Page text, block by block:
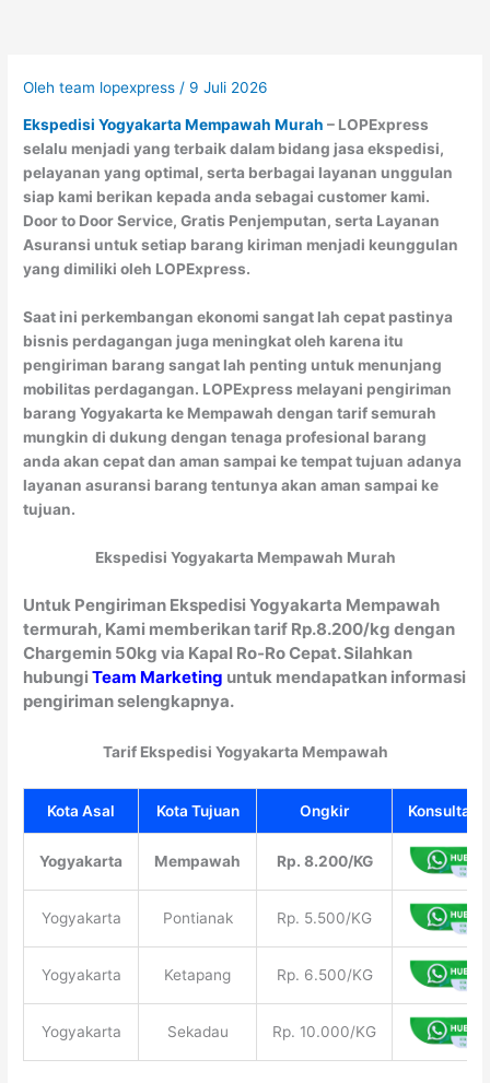
Olehteam lopexpress / 9 Juli 2026
Ekspedisi Yogyakarta Mempawah Murah – LOPExpress
selalu menjadi yang terbaik dalam bidang jasa ekspedisi,
pelayanan yang optimal, serta berbagai layanan unggulan
siap kami berikan kepada anda sebagai customer kami.
Door to Door Service, Gratis Penjemputan, serta Layanan
Asuransi untuk setiap barang kiriman menjadi keunggulan
yang dimiliki oleh LOPExpress.
Saat ini perkembangan ekonomi sangat lah cepat pastinya
bisnis perdagangan juga meningkat oleh karena itu
pengiriman barang sangat lah penting untuk menunjang
mobilitas perdagangan. LOPExpress melayani pengiriman
barang Yogyakarta ke Mempawah dengan tarif semurah
mungkin di dukung dengan tenaga profesional barang
anda akan cepat dan aman sampai ke tempat tujuan adanya
layanan asuransi barang tentunya akan aman sampai ke
tujuan.
Ekspedisi Yogyakarta Mempawah Murah
Untuk Pengiriman Ekspedisi Yogyakarta Mempawah
termurah, Kami memberikan tarif Rp.8.200/kg dengan
Chargemin 50kg via Kapal Ro-Ro Cepat. Silahkan
hubungiTeam Marketing untuk mendapatkan informasi
pengiriman selengkapnya.
Tarif Ekspedisi Yogyakarta Mempawah
Kota Asal Kota Tujuan Ongkir Konsultasi
Yogyakarta Mempawah Rp. 8.200/KG
Yogyakarta Pontianak Rp. 5.500/KG
Yogyakarta Ketapang Rp. 6.500/KG
Yogyakarta Sekadau Rp. 10.000/KG